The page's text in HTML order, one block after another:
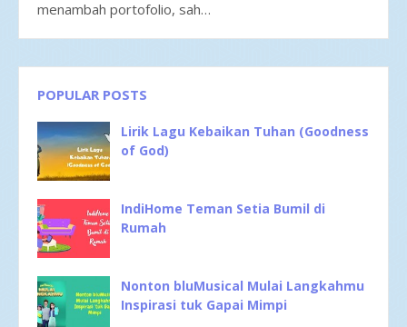
menambah portofolio, sah…
POPULAR POSTS
Lirik Lagu Kebaikan Tuhan (Goodness
of God)
IndiHome Teman Setia Bumil di
Rumah
Nonton bluMusical Mulai Langkahmu
Inspirasi tuk Gapai Mimpi